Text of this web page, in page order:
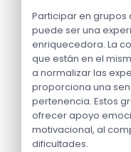
Participar en grupos
puede ser una
enriquecedora. La
que están en el
a normalizar las
proporciona una
pertenencia. Estos
ofrecer apoyo
motivacional, al
dificultades.